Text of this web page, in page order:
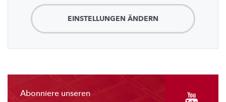
EINSTELLUNGEN ÄNDERN
Abonniere unseren